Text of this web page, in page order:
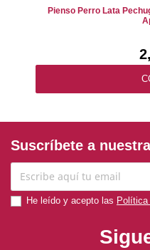
Pienso Perro Lata
Suscríbete a
He leído y acepto las Política